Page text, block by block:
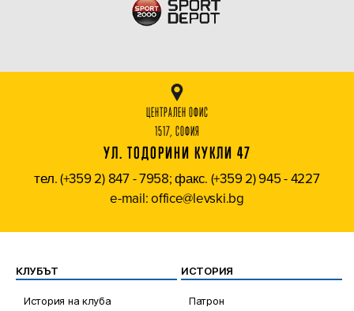
ЦЕНТРАЛЕН ОФИС
1517, СОФИЯ
УЛ. ТОДОРИНИ КУКЛИ 47
тел. (+359 2) 847 - 7958; факс. (+359 2) 945 - 4227
e-mail: office@levski.bg
КЛУБЪТ
История на клуба
ИСТОРИЯ
Патрон